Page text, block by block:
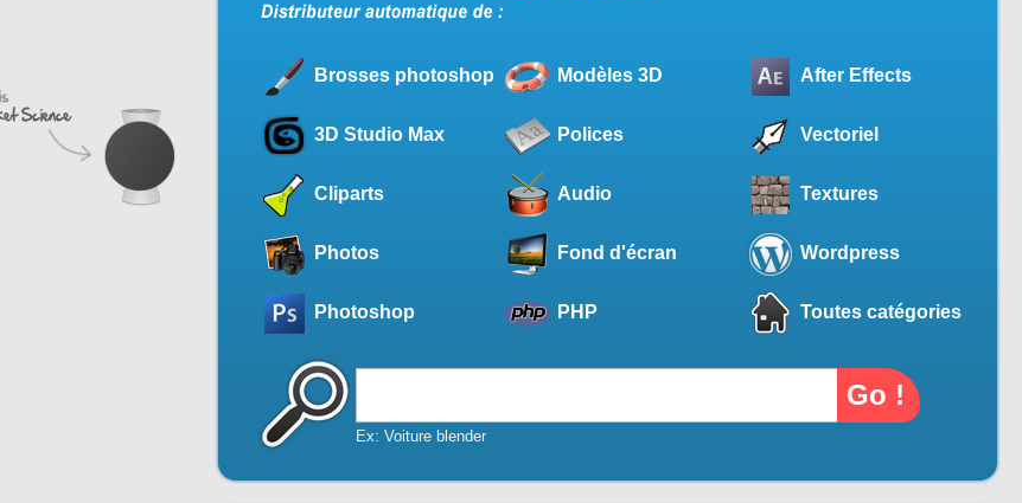
Brosses photoshop Modèles 3D After Effects
3D Studio Max Polices Vectoriel
Cliparts Audio Textures
Photos Fond d'écran Wordpress
Photoshop PHP Toutes catégories
Ex: Voiture blender